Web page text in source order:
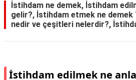
İstihdam ne demek, İstihdam
gelir?, İstihdam etmek ne demek
nedir ve çeşitleri nelerdir?,
İstihdam edilmek ne